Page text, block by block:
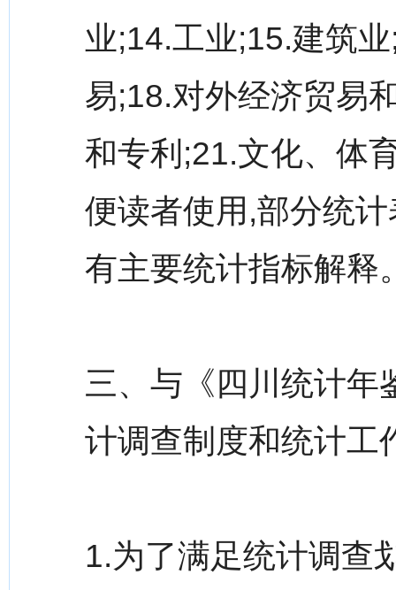
业;14.工业;15.建筑
易;18.对外经济贸易
和专利;21.文化、体
便读者使用,部分统
有主要统计指标解释
三、与《四川统计年
计调查制度和统计工
1.为了满足统计调查